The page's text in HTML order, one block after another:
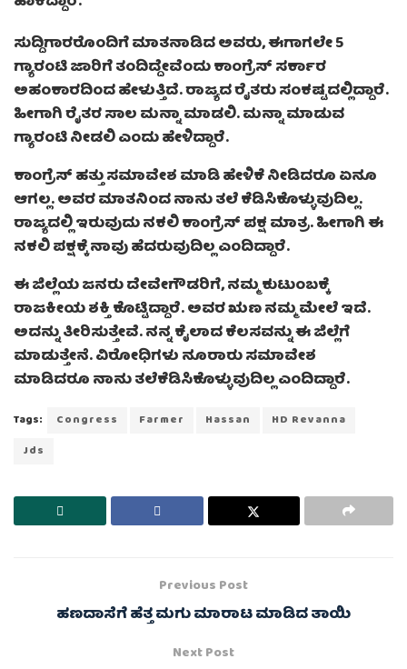
ಸುದ್ದಿಗಾರರೊಂದಿಗೆ ಮಾತನಾಡಿದ ಅವರು, ಈಗಾಗಲೇ 5
ಗ್ಯಾರಂಟಿ ಜಾರಿಗೆ ತಂದಿದ್ದೇವೆಂದು ಕಾಂಗ್ರೆಸ್ ಸರ್ಕಾರ
ಅಹಂಕಾರದಿಂದ ಹೇಳುತ್ತಿದೆ. ರಾಜ್ಯದ ರೈತರು ಸಂಕಷ್ಟದಲ್ಲಿದ್ದಾರೆ.
ಹೀಗಾಗಿ ರೈತರ ಸಾಲ ಮನ್ನಾ ಮಾಡಲಿ. ಮನ್ನಾ ಮಾಡುವ
ಗ್ಯಾರಂಟಿ ನೀಡಲಿ ಎಂದು ಹೇಳಿದ್ದಾರೆ.
ಕಾಂಗ್ರೆಸ್ ಹತ್ತು ಸಮಾವೇಶ ಮಾಡಿ ಹೇಳಿಕೆ ನೀಡಿದರೂ ಏನೂ
ಆಗಲ್ಲ. ಅವರ ಮಾತನಿಂದ ನಾನು ತಲೆ ಕೆಡಿಸಿಕೊಳ್ಳುವುದಿಲ್ಲ.
ರಾಜ್ಯದಲ್ಲಿ ಇರುವುದು ನಕಲಿ ಕಾಂಗ್ರೆಸ್ ಪಕ್ಷ ಮಾತ್ರ. ಹೀಗಾಗಿ ಈ
ನಕಲಿ ಪಕ್ಷಕ್ಕೆ ನಾವು ಹೆದರುವುದಿಲ್ಲ ಎಂದಿದ್ದಾರೆ.
ಈ ಜಿಲ್ಲೆಯ ಜನರು ದೇವೇಗೌಡರಿಗೆ, ನಮ್ಮ ಕುಟುಂಬಕ್ಕೆ
ರಾಜಕೀಯ ಶಕ್ತಿ ಕೊಟ್ಟಿದ್ದಾರೆ. ಅವರ ಋಣ ನಮ್ಮ ಮೇಲೆ ಇದೆ.
ಅದನ್ನು ತೀರಿಸುತ್ತೇವೆ. ನನ್ನ ಕೈಲಾದ ಕೆಲಸವನ್ನು ಈ ಜಿಲ್ಲೆಗೆ
ಮಾಡುತ್ತೇನೆ. ವಿರೋಧಿಗಳು ನೂರಾರು ಸಮಾವೇಶ
ಮಾಡಿದರೂ ನಾನು ತಲೆಕೆಡಿಸಿಕೊಳ್ಳುವುದಿಲ್ಲ ಎಂದಿದ್ದಾರೆ.
Tags: Congress Farmer Hassan
HD Revanna
Jds
Previous Post
ಹಣದಾಸೆಗೆ ಹೆತ್ತ ಮಗು ಮಾರಾಟ ಮಾಡಿದ ತಾಯಿ
Next Post